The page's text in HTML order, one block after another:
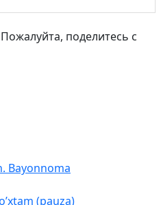
поделитесь с
Bayonnoma
(pauza)